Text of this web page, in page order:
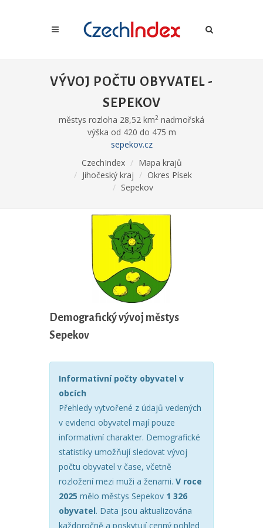
VÝVOJ POČTU OBYVATEL -
SEPEKOV
městys rozloha 28,52 km2 nadmořská
výška od 420 do 475 m
sepekov.cz
CzechIndex
Mapa krajů
Jihočeský kraj
Okres Písek
Sepekov
Demografický vývoj městys
Sepekov
Informativní počty obyvatel v
obcích
Přehledy vytvořené z údajů vedených
v evidenci obyvatel mají pouze
informativní charakter. Demografické
statistiky umožňují sledovat vývoj
počtu obyvatel v čase, včetně
rozložení mezi muži a ženami. V roce
2025 mělo městys Sepekov 1 326
obyvatel. Data jsou aktualizována
každoročně a poskytují cenný pohled